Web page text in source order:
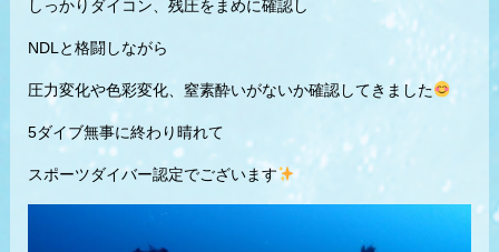
しっかりダイコン、残圧をまめに確認し
NDLと格闘しながら
圧力変化や色彩変化、窒素酔いがないか確認してきました
5ダイブ無事に終わり晴れて
スポーツダイバー認定でございます